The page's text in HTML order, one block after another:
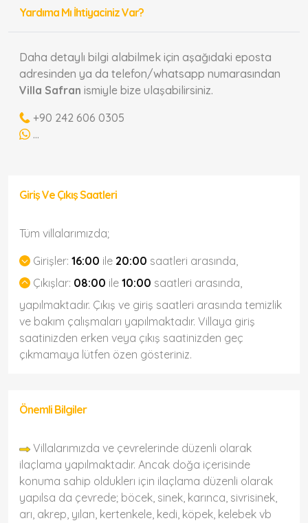
Yardıma Mı İhtiyaciniz Var?
Daha detaylı bilgi alabilmek için aşağıdaki eposta
adresinden ya da telefon/whatsapp numarasından
Villa Safran ismiyle bize ulaşabilirsiniz.
+90 242 606 0305
...
Giriş Ve Çıkış Saatleri
Tüm villalarımızda;
Girişler: 16:00 ile 20:00 saatleri arasında,
Çıkışlar: 08:00 ile 10:00 saatleri arasında,
yapılmaktadır. Çıkış ve giriş saatleri arasında temizlik
ve bakım çalışmaları yapılmaktadır. Villaya giriş
saatinizden erken veya çıkış saatinizden geç
çıkmamaya lütfen özen gösteriniz.
Önemli Bilgiler
Villalarımızda ve çevrelerinde düzenli olarak
ilaçlama yapılmaktadır. Ancak doğa içerisinde
konuma sahip olduklerı için ilaçlama düzenli olarak
yapılsa da çevrede; böcek, sinek, karınca, sivrisinek,
arı, akrep, yılan, kertenkele, kedi, köpek, kelebek vb